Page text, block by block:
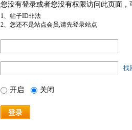
您没有登录或者您没有权限访问此页面
1、帖子ID非法
2、您还不是站点会员,请先登录站点
找
开启 关闭
登录